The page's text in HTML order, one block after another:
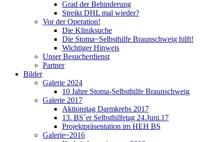
Grad der Behinderung
Streikt DHL mal wieder?
Vor der Operation!
Die Kliniksuche
Die Stoma~Selbsthilfe Braunschweig hilft!
Wichtiger Hinweis
Unser Besucherdienst
Partner
Bilder
Galerie 2024
10 Jahre Stoma-Selbsthilfe Braunschweig
Galerie 2017
Aktionstag Darmkrebs 2017
13. BS´er Selbsthilfetag 24.Juni.17
Projektpräsentation im HEH BS
Galerie~2016